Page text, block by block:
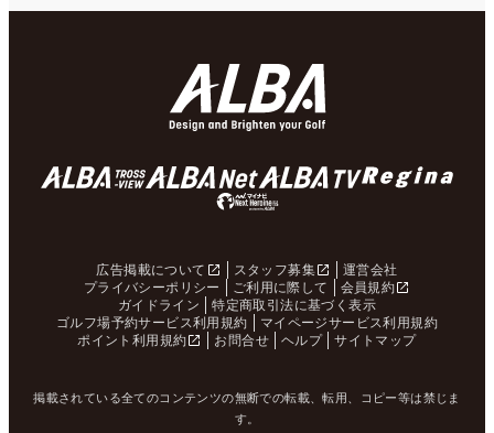
広告掲載について スタッフ募集
運営会社
プライバシーポリシー
ご利用に際して
会員規約
ガイドライン
特定商取引法に基づく表示
ゴルフ場予約サービス利用規約
マイページサービス利用規約
ポイント利用規約
お問合せ ヘルプ サイトマップ
掲載されている全てのコンテンツの無断での転載、転用、コピー等は禁じま
す。